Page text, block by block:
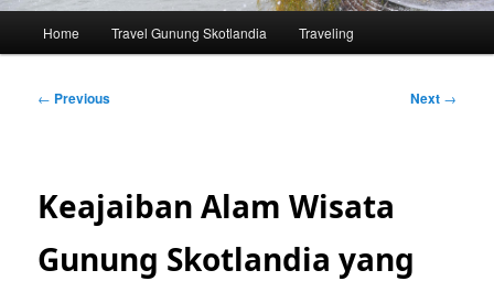
Home Travel Gunung Skotlandia Traveling
Post
← Previous Next →
Keajaiban Alam Wisata
Gunung Skotlandia yang